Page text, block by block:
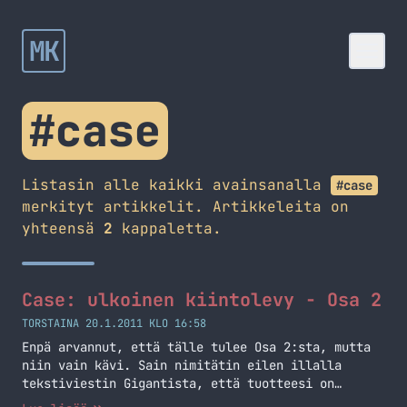
MK
#case
Listasin alle kaikki avainsanalla #case
merkityt artikkelit. Artikkeleita on
yhteensä 2 kappaletta.
Case: ulkoinen kiintolevy - Osa 2
TORSTAINA 20.1.2011 KLO 16:58
Enpä arvannut, että tälle tulee Osa 2:sta, mutta
niin vain kävi. Sain nimitätin eilen illalla
tekstiviestin Gigantista, että tuotteesi on
noudettavissa myymälästä. Hetken mietin, että